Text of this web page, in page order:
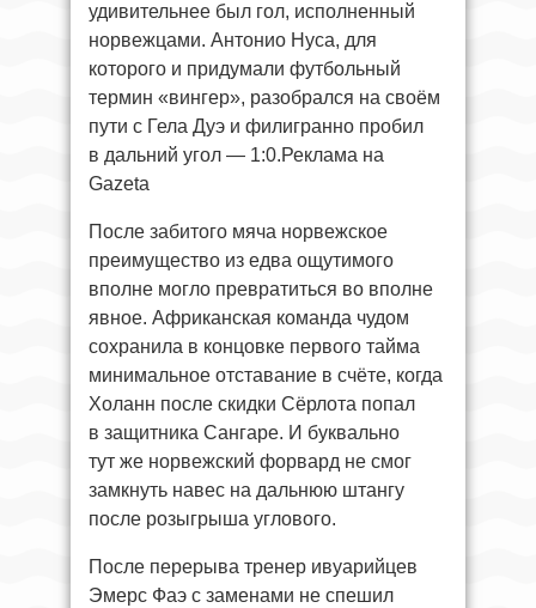
удивительнее был гол, исполненный
норвежцами. Антонио Нуса, для
которого и придумали футбольный
термин «вингер», разобрался на своём
пути с Гела Дуэ и филигранно пробил
в дальний угол — 1:0.Реклама на
Gazeta
После забитого мяча норвежское
преимущество из едва ощутимого
вполне могло превратиться во вполне
явное. Африканская команда чудом
сохранила в концовке первого тайма
минимальное отставание в счёте, когда
Холанн после скидки Сёрлота попал
в защитника Сангаре. И буквально
тут же норвежский форвард не смог
замкнуть навес на дальнюю штангу
после розыгрыша углового.
После перерыва тренер ивуарийцев
Эмерс Фаэ с заменами не спешил